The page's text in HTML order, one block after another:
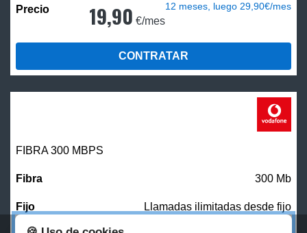
19,90 €/mes
12 meses, luego 29,90€/mes
CONTRATAR
FIBRA 300 MBPS
300 Mb
Llamadas ilimitadas desde fijo